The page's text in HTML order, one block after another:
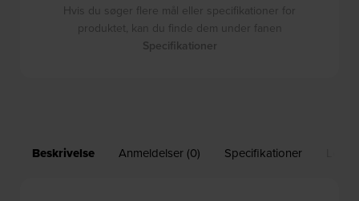
Beskrivelse Anmeldelser (0) Specifikationer
Hvis du søger flere mål eller specifikationer for
produktet, kan du finde dem under fanen
Specifikationer